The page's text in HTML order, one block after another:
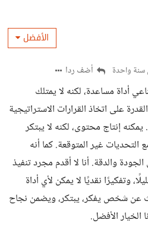
الأفضل
سنة واحدة أضف ردا
أداة مساعدة، لكنه لا يمتلك
على اتخاذ القرارات الاستراتيجية
إنتاج محتوى، لكنه لا يبتكر
غير المتوقعة. كما أنه
والدقة. أنا لا أقدم مجرد تنفيذ
وتفكيرًا نقديًا لا يمكن لأي أداة
عن شخص يفكر، يبتكر، ويضمن نجاح
الخيار الأفضل.